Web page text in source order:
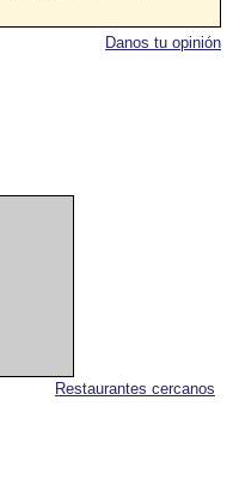
Restaurantes cercanos
Danos tu opinión